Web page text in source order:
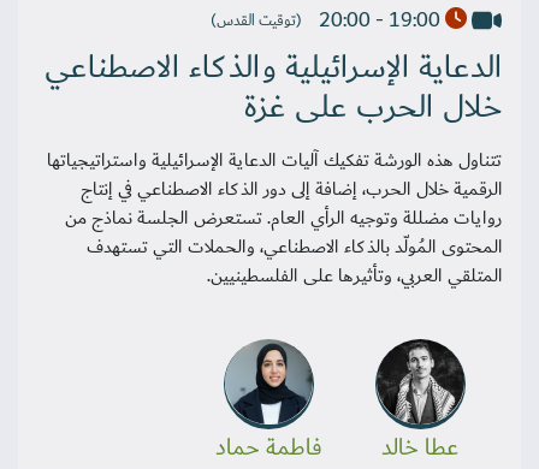
19:00 - 20:00 (توقيت القدس)
الدعاية الإسرائيلية والذكاء الاصطناعي
خلال الحرب على غزة
تتناول هذه الورشة تفكيك آليات الدعاية الإسرائيلية واستراتيجياتها
الرقمية خلال الحرب، إضافة إلى دور الذكاء الاصطناعي في إنتاج
روايات مضللة وتوجيه الرأي العام. تستعرض الجلسة نماذج من
المحتوى المُولّد بالذكاء الاصطناعي، والحملات التي تستهدف
المتلقي العربي، وتأثيرها على الفلسطينيين.
عطا خالد فاطمة حماد